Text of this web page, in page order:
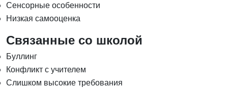
Сенсорные особенности
Низкая самооценка
Связанные со школой
Буллинг
Конфликт с учителем
Слишком высокие требования